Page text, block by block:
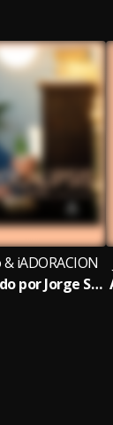
iADORACION
Apocalipsis leído por Jorge Szczecko